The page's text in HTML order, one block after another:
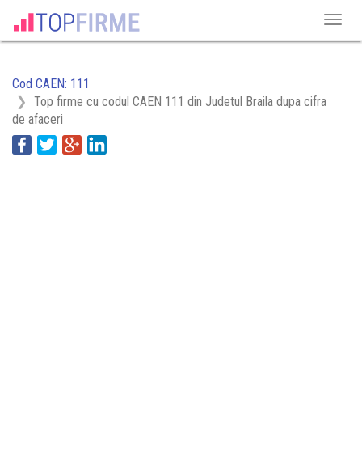
Cod CAEN: 111
Top firme cu codul CAEN 111 din Judetul Braila dupa cifra
de afaceri